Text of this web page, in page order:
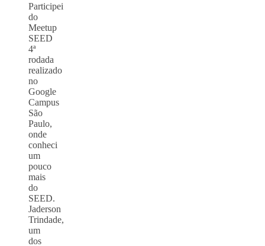
Participei
do
Meetup
SEED
4ª
rodada
realizado
no
Google
Campus
São
Paulo,
onde
conheci
um
pouco
mais
do
SEED.
Jaderson
Trindade,
um
dos